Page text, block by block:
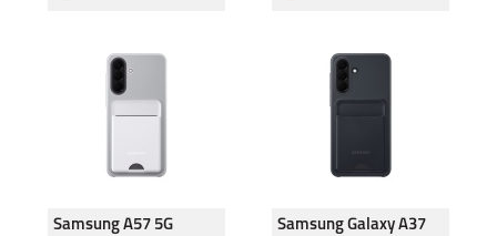
Samsung A57 5G
Samsung Galaxy A37